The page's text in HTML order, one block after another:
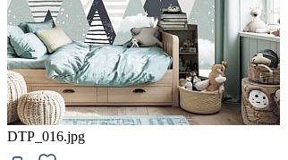
DTP_016.jpg